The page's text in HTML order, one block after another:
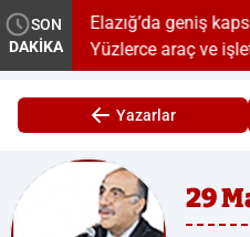
SON
DAKİKA
Elazığ’da geniş
Yüzlerce araç ve
Yazarlar
29